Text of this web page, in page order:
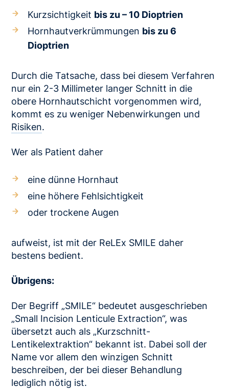
Kurzsichtigkeit bis zu – 10 Dioptrien
Hornhautverkrümmungen bis zu 6
Dioptrien
Durch die Tatsache, dass bei diesem Verfahren
nur ein 2-3 Millimeter langer Schnitt in die
obere Hornhautschicht vorgenommen wird,
kommt es zu weniger Nebenwirkungen und
Risiken.
Wer als Patient daher
eine dünne Hornhaut
eine höhere Fehlsichtigkeit
oder trockene Augen
aufweist, ist mit der ReLEx SMILE daher
bestens bedient.
Übrigens:
Der Begriff „SMILE“ bedeutet ausgeschrieben
„Small Incision Lenticule Extraction“, was
übersetzt auch als „Kurzschnitt-
Lentikelextraktion“ bekannt ist. Dabei soll der
Name vor allem den winzigen Schnitt
beschreiben, der bei dieser Behandlung
lediglich nötig ist.